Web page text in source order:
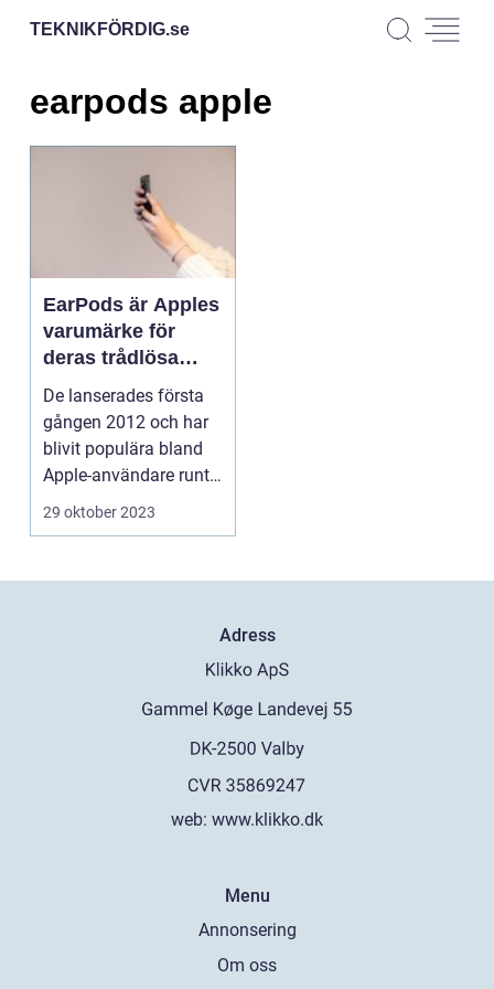
TEKNIKFÖRDIG.se
earpods apple
EarPods är Apples
varumärke för
deras trådlösa
hörlurar
De lanserades första
gången 2012 och har
blivit populära bland
Apple-användare runt
om i världen. I ...
29 oktober 2023
Adress
web: www.klikko.dk
Menu
Annonsering
Om oss